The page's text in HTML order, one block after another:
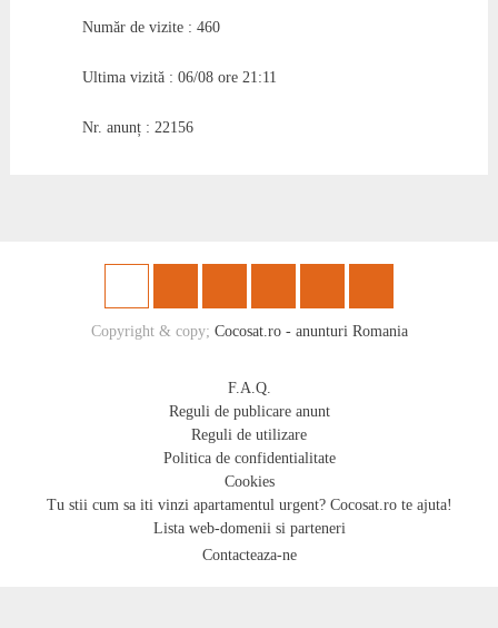
Număr de vizite : 460
Ultima vizită : 06/08 ore 21:11
Nr. anunț : 22156
Copyright & copy; Cocosat.ro - anunturi Romania
F.A.Q.
Reguli de publicare anunt
Reguli de utilizare
Politica de confidentialitate
Cookies
Tu stii cum sa iti vinzi apartamentul urgent? Cocosat.ro te ajuta!
Lista web-domenii si parteneri
Contacteaza-ne